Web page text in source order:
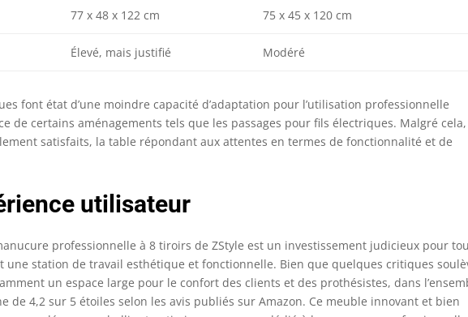
77 x 48 x 122 cm 75 x 45 x 120 cm
Élevé, mais justifié Modéré
font état d’une moindre capacité d’adaptation pour l’utilisation professionnelle
de certains aménagements tels que les passages pour fils électriques. Malgré
satisfaits, la table répondant aux attentes en termes de fonctionnalité et de
utilisateur
professionnelle à 8 tiroirs de ZStyle est un investissement judicieux pour
une station de travail esthétique et fonctionnelle. Bien que quelques critiques
un espace large pour le confort des clients et des prothésistes, dans
de 4,2 sur 5 étoiles selon les avis publiés sur Amazon. Ce meuble innovant et bien